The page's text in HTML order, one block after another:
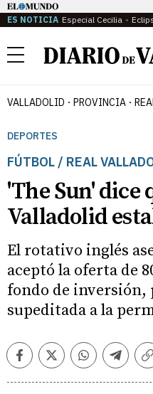
ES NOTICIA Especial Cecilia
Menú
VALLADOLID PROVINCIA
DEPORTES
FÚTBOL / REAL
'The Sun' dice
Valladolid
El rotativo inglés
aceptó la oferta de
fondo de inversión,
supeditada a la
FacebookTwitterWhatsapp